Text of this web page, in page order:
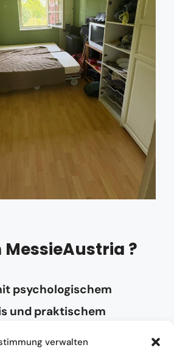
verwalten
?
psychologischem
und praktischem